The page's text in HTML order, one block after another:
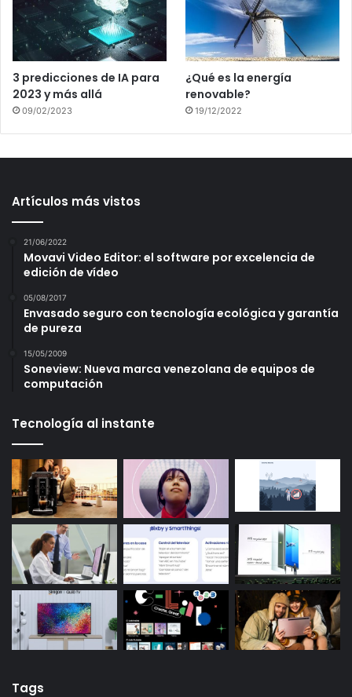
3 predicciones de IA para
2023 y más allá
09/02/2023
¿Qué es la energía
renovable?
19/12/2022
Artículos más vistos
21/06/2022
Movavi Video Editor: el software por excelencia de
edición de vídeo
05/08/2017
Envasado seguro con tecnología ecológica y garantía
de pureza
15/05/2009
Soneview: Nueva marca venezolana de equipos de
computación
Tecnología al instante
Tags